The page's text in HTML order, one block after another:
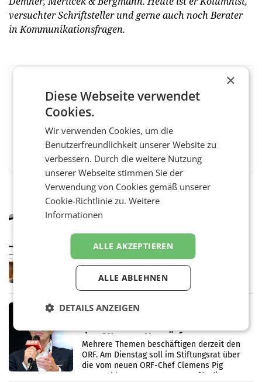
versuchter Schriftsteller und gerne auch noch Berater
in Kommunikationsfragen.
FacebookTwitterMessengerWhatsAppLinkedInXING Teilen
MARKETING & MEDIA
Pilnacek-U-Ausschuss - Presserat
fordert sensible Berichterstattung
WIEN Der Presserat fordert Medienvertreter
dazu auf, im U-Ausschuss zu den
Ermittlungen rund um das Ableben des Ex-
Sektionschefs im Justizministerium, Christian
MARKETING & MEDIA
den SN gegen Vorwürfe
Mehrere Themen beschäftigen derzeit den
ORF. Am Dienstag soll im Stiftungsrat über
die vom neuen ORF-Chef Clemens Pig
vorgeschlagenen Besetzungen für die
×
Diese Webseite verwendet
Cookies.
Wir verwenden Cookies, um die
Benutzerfreundlichkeit unserer Website zu
verbessern. Durch die weitere Nutzung
unserer Webseite stimmen Sie der
Verwendung von Cookies gemäß unserer
Cookie-Richtlinie zu.Weitere
Informationen
ALLE AKZEPTIEREN
ALLE ABLEHNEN
DETAILS ANZEIGEN